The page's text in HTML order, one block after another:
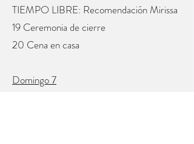
TIEMPO LIBRE: Recomendación Mirissa
19 Ceremonia de cierre
20 Cena en casa
Domingo 7